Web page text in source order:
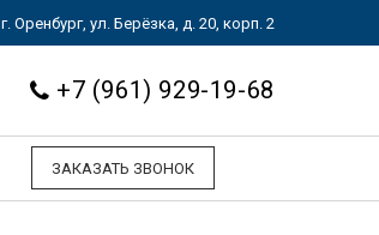
г. Оренбург, ул. Берёзка, д. 20, корп. 2
+7 (961) 929-19-68
ЗАКАЗАТЬ ЗВОНОК